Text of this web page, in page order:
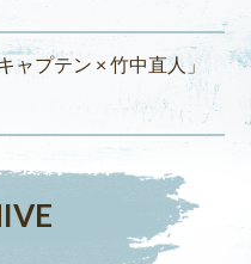
ャプテン × 竹中直人」